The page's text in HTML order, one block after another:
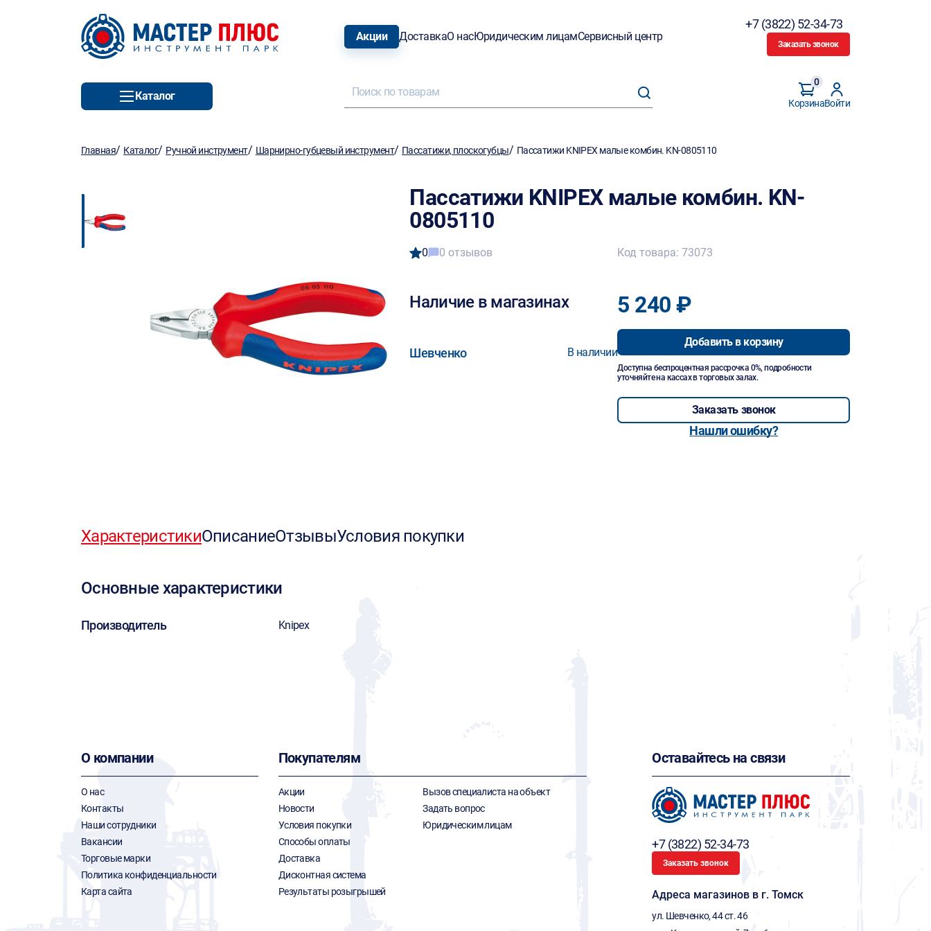
Акции ДоставкаО насЮридическим лицамСервисный центр
+7 (3822) 52-34-73
Заказать звонок
Каталог
Корзина
0
Войти
Главная/ Каталог/ Ручной инструмент/ Шарнирно-губцевый инструмент/ Пассатижи, плоскогубцы/ Пассатижи KNIPEX малые комбин. KN-0805110
Пассатижи KNIPEX малые комбин. KN-
0805110
0 0 отзывов
Наличие в магазинах
Шевченко В наличии
Код товара: 73073
5 240 ₽
Добавить в корзину
Доступна беспроцентная рассрочка 0%, подробности
уточняйте на кассах в торговых залах.
Заказать звонок
Нашли ошибку?
ХарактеристикиОписаниеОтзывыУсловия покупки
Основные характеристики
Производитель Knipex
О компании
О нас
Контакты
Наши сотрудники
Вакансии
Торговые марки
Политика конфиденциальности
Карта сайта
Покупателям
Акции
Новости
Условия покупки
Способы оплаты
Доставка
Дисконтная система
Результаты розыгрышей
Вызов специалиста на объект
Задать вопрос
Юридическим лицам
Оставайтесь на связи
+7 (3822) 52-34-73
Заказать звонок
Адреса магазинов в г. Томск
ул. Шевченко, 44 ст. 46